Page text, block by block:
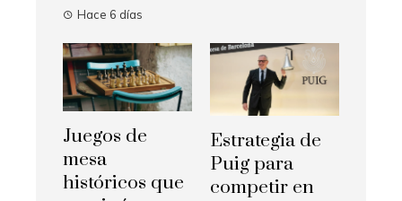
Hace 6 días
Juegos de
mesa
históricos que
Estrategia de
Puig para
competir en